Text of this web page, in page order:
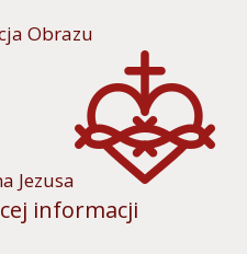
Obrazu
Jezusa
informacji